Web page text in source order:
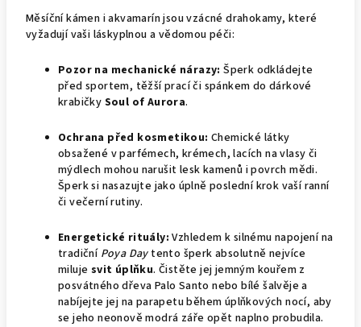
Měsíční kámen i akvamarín jsou vzácné drahokamy, které
vyžadují vaši láskyplnou a vědomou péči:
Pozor na mechanické nárazy: Šperk odkládejte
před sportem, těžší prací či spánkem do dárkové
krabičky Soul of Aurora.
Ochrana před kosmetikou: Chemické látky
obsažené v parfémech, krémech, lacích na vlasy či
mýdlech mohou narušit lesk kamenů i povrch mědi.
Šperk si nasazujte jako úplně poslední krok vaší ranní
či večerní rutiny.
Energetické rituály: Vzhledem k silnému napojení na
tradiční Poya Daytento šperk absolutně nejvíce
miluje svit úplňku. Čistěte jej jemným kouřem z
posvátného dřeva Palo Santo nebo bílé šalvěje a
nabíjejte jej na parapetu během úplňkových nocí, aby
se jeho neonově modrá záře opět naplno probudila.